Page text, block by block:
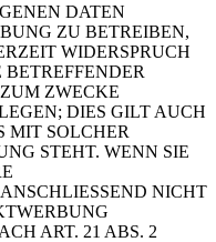
DATEN
ZU BETREIBEN,
WIDERSPRUCH
ZWECKE
DIES GILT AUCH
MIT SOLCHER
STEHT. WENN SIE
NICHT
ART. 21 ABS. 2